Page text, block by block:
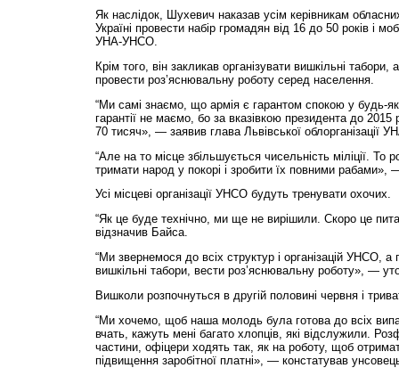
Як наслідок, Шухевич наказав усім керівникам
Україні провести набір громадян від 16 до 50 років і
УНА-УНСО.
Крім того, він закликав організувати вишкільні
провести роз’яснювальну роботу серед населення.
“Ми самі знаємо, що армія є гарантом спокою у будь-
гарантії не маємо, бо за вказівкою президента до
70 тисяч», — заявив глава Львівської
“Але на то місце збільшується чисельність міліції. То
тримати народ у покорі і зробити їх повними рабами»,
Усі місцеві організації УНСО будуть тренувати охочих.
“Як це буде технічно, ми ще не вирішили. Скоро це
відзначив Байса.
“Ми звернемося до всіх структур і організацій УНСО,
вишкільні табори, вести роз’яснювальну роботу», —
Вишколи розпочнуться в другій половині червня і
“Ми хочемо, щоб наша молодь була готова до всіх
вчать, кажуть мені багато хлопців, які відслужили.
частини, офіцери ходять так, як на роботу, щоб
підвищення заробітної платні», — констатував